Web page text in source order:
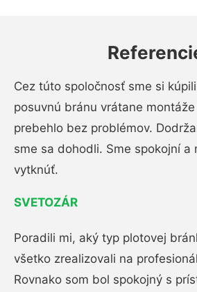
Cez túto spoločnosť sme si
posuvnú bránu vrátane
prebehlo bez problémov.
sme sa dohodli. Sme spokojní a
vytknúť.
SVETOZÁR
Poradili mi, aký typ plotovej
všetko zrealizovali na
Rovnako som bol spokojný s